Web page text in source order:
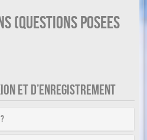
(Questions posees
ET D’ENREGISTREMENT